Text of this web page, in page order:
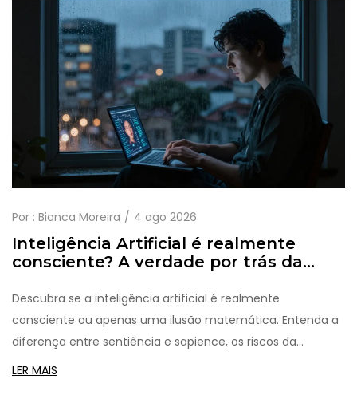
Por : Bianca Moreira 4 ago 2026
Inteligência Artificial é realmente
consciente? A verdade por trás da
Descubra se a inteligência artificial é realmente
consciente ou apenas uma ilusão matemática. Entenda a
diferença entre sentiência e sapience, os riscos da
antropomorfização e como usar a IA com critério em 2026.
LER MAIS